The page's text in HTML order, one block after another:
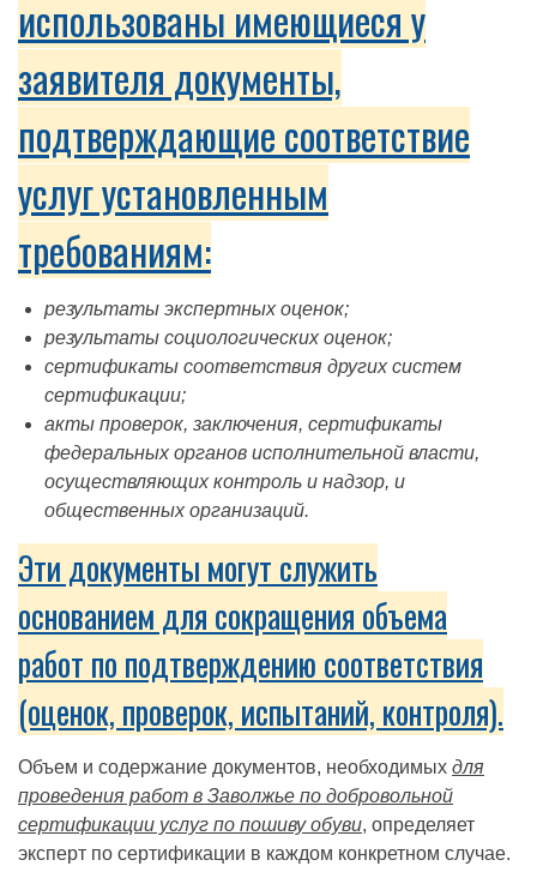
использованы имеющиеся у
заявителя документы,
подтверждающие соответствие
услуг установленным
требованиям:
результаты экспертных оценок;
результаты социологических оценок;
сертификаты соответствия других систем
сертификации;
акты проверок, заключения, сертификаты
федеральных органов исполнительной власти,
осуществляющих контроль и надзор, и
общественных организаций.
Эти документы могут служить
основанием для сокращения объема
работ по подтверждению соответствия
(оценок, проверок, испытаний, контроля).
Объем и содержание документов, необходимых для
проведения работ в Заволжье по добровольной
сертификации услуг по пошиву обуви, определяет
эксперт по сертификации в каждом конкретном случае.